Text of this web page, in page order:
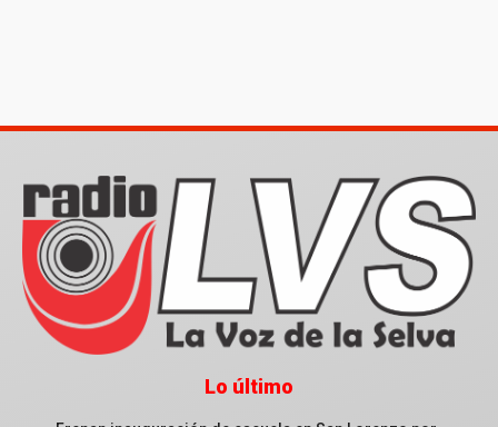
Lo último